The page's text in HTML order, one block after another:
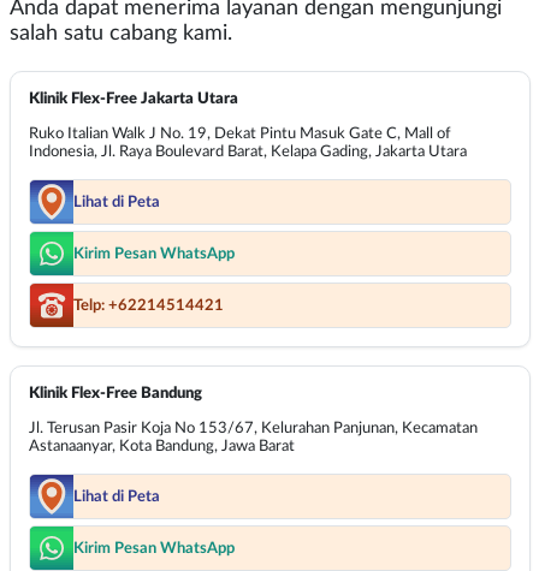
Anda dapat menerima layanan dengan mengunjungi
salah satu cabang kami.
Klinik Flex-Free Jakarta Utara
Ruko Italian Walk J No. 19, Dekat Pintu Masuk Gate C, Mall of
Indonesia, Jl. Raya Boulevard Barat, Kelapa Gading, Jakarta Utara
Lihat di Peta
Kirim Pesan WhatsApp
Telp: +62214514421
Klinik Flex-Free Bandung
Jl. Terusan Pasir Koja No 153/67, Kelurahan Panjunan, Kecamatan
Astanaanyar, Kota Bandung, Jawa Barat
Lihat di Peta
Kirim Pesan WhatsApp